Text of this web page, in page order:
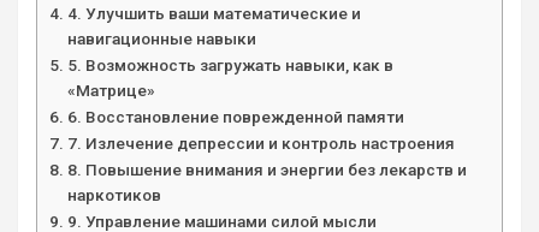
4. Улучшить ваши математические и
навигационные навыки
5. Возможность загружать навыки, как в
«Матрице»
6. Восстановление поврежденной памяти
7. Излечение депрессии и контроль настроения
8. Повышение внимания и энергии без лекарств и
наркотиков
9. Управление машинами силой мысли